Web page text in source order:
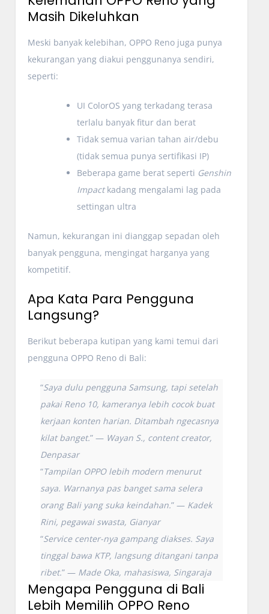
Masih Dikeluhkan
Meski banyak kelebihan, OPPO Reno juga punya
kekurangan yang diakui penggunanya sendiri,
seperti:
UI ColorOS yang terkadang terasa
terlalu banyak fitur dan berat
Tidak semua varian tahan air/debu
(tidak semua punya sertifikasi IP)
Beberapa game berat seperti Genshin
Impactkadang mengalami lag pada
settingan ultra
Namun, kekurangan ini dianggap sepadan oleh
banyak pengguna, mengingat harganya yang
kompetitif.
Apa Kata Para Pengguna
Langsung?
Berikut beberapa kutipan yang kami temui dari
pengguna OPPO Reno di Bali:
“Saya dulu pengguna Samsung, tapi setelah
pakai Reno 10, kameranya lebih cocok buat
kerjaan konten harian. Ditambah ngecasnya
kilat banget.” — Wayan S., content creator,
Denpasar
“Tampilan OPPO lebih modern menurut
saya. Warnanya pas banget sama selera
orang Bali yang suka keindahan.” — Kadek
Rini, pegawai swasta, Gianyar
“Service center-nya gampang diakses. Saya
tinggal bawa KTP, langsung ditangani tanpa
ribet.” — Made Oka, mahasiswa, Singaraja
Mengapa Pengguna di Bali
Lebih Memilih OPPO Reno